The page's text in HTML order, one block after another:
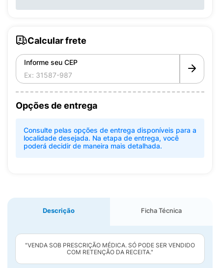
Calcular frete
Informe seu CEP
Opções de entrega
Consulte pelas opções de entrega disponíveis para a
localidade desejada. Na etapa de entrega, você
poderá decidir de maneira mais detalhada.
Descrição Ficha Técnica
"VENDA SOB PRESCRIÇÃO MÉDICA. SÓ PODE SER VENDIDO
COM RETENÇÃO DA RECEITA."